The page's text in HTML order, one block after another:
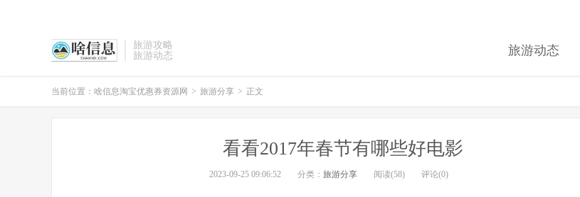
旅游攻略
旅游动态
旅游动态
当前位置： 啥信息淘宝优惠券资源网 > 旅游分享 > 正文
看看2017年春节有哪些好电影
2023-09-25 09:06:52 分类： 旅游分享 阅读(58) 评论(0)